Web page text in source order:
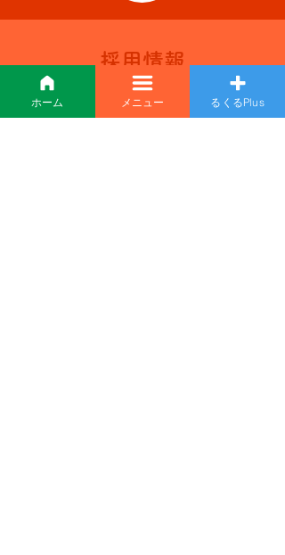
採用情報
recruit
ホーム メニュー るくるPlus